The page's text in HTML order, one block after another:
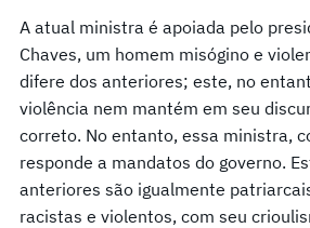
A atual ministra é apoiada pelo
Chaves, um homem misógino e
difere dos anteriores; este, no
violência nem mantém em seu
correto. No entanto, essa ministra,
responde a mandatos do governo.
anteriores são igualmente
racistas e violentos, com seu